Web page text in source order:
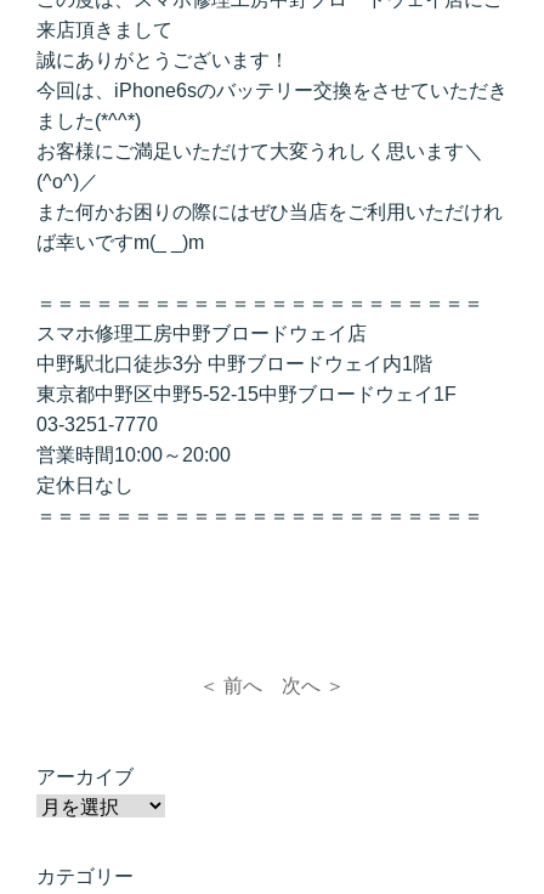
来店頂きまして
誠にありがとうございます！
今回は、iPhone6sのバッテリー交換をさせていただき
ました(*^^*)
お客様にご満足いただけて大変うれしく思います＼
(^o^)／
また何かお困りの際にはぜひ当店をご利用いただけれ
ば幸いですm(_ _)m
＝＝＝＝＝＝＝＝＝＝＝＝＝＝＝＝＝＝＝＝＝＝＝
スマホ修理工房中野ブロードウェイ店
中野駅北口徒歩3分 中野ブロードウェイ内1階
東京都中野区中野5-52-15中野ブロードウェイ1F
03-3251-7770
営業時間10:00～20:00
定休日なし
＝＝＝＝＝＝＝＝＝＝＝＝＝＝＝＝＝＝＝＝＝＝＝
＜ 前へ 次へ ＞
アーカイブ
カテゴリー